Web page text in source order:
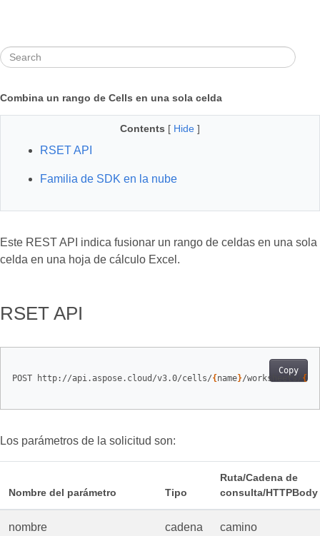
Combina un rango de Cells en una sola celda
Contents [ Hide ]
RSET API
Familia de SDK en la nube
Este REST API indica fusionar un rango de celdas en una sola
celda en una hoja de cálculo Excel.
RSET API
Copy
POST http://api.aspose.cloud/v3.0/cells/{ name}/worksheets/ {
Los parámetros de la solicitud son:
Nombre del parámetro Tipo
Ruta/Cadena de
consulta/HTTPBody
nombre cadena camino